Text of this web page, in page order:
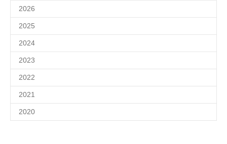
2026
2025
2024
2023
2022
2021
2020